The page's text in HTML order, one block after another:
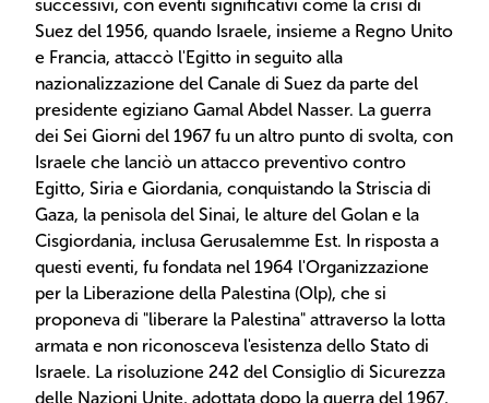
successivi, con eventi significativi come la crisi di
Suez del 1956, quando Israele, insieme a Regno Unito
e Francia, attaccò l'Egitto in seguito alla
nazionalizzazione del Canale di Suez da parte del
presidente egiziano Gamal Abdel Nasser. La guerra
dei Sei Giorni del 1967 fu un altro punto di svolta, con
Israele che lanciò un attacco preventivo contro
Egitto, Siria e Giordania, conquistando la Striscia di
Gaza, la penisola del Sinai, le alture del Golan e la
Cisgiordania, inclusa Gerusalemme Est. In risposta a
questi eventi, fu fondata nel 1964 l'Organizzazione
per la Liberazione della Palestina (Olp), che si
proponeva di "liberare la Palestina" attraverso la lotta
armata e non riconosceva l'esistenza dello Stato di
Israele. La risoluzione 242 del Consiglio di Sicurezza
delle Nazioni Unite, adottata dopo la guerra del 1967,